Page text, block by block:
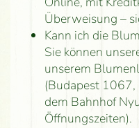
Überweisung –
Kann ich die
Sie können
unserem
(Budapest 1067,
dem Bahnhof
Öffnungszeiten).